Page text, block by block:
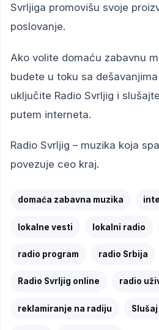
Svrljiga promovišu svoje
poslovanje.
Ako volite domaću zabavnu
budete u toku sa
uključite Radio Svrljig i
putem interneta.
Radio Svrljig – muzika koja
povezuje ceo kraj.
domaća zabavna muzika
lokalne vesti lokalni radio
radio program radio Srbija
Radio Svrljig online radio
reklamiranje na radiju